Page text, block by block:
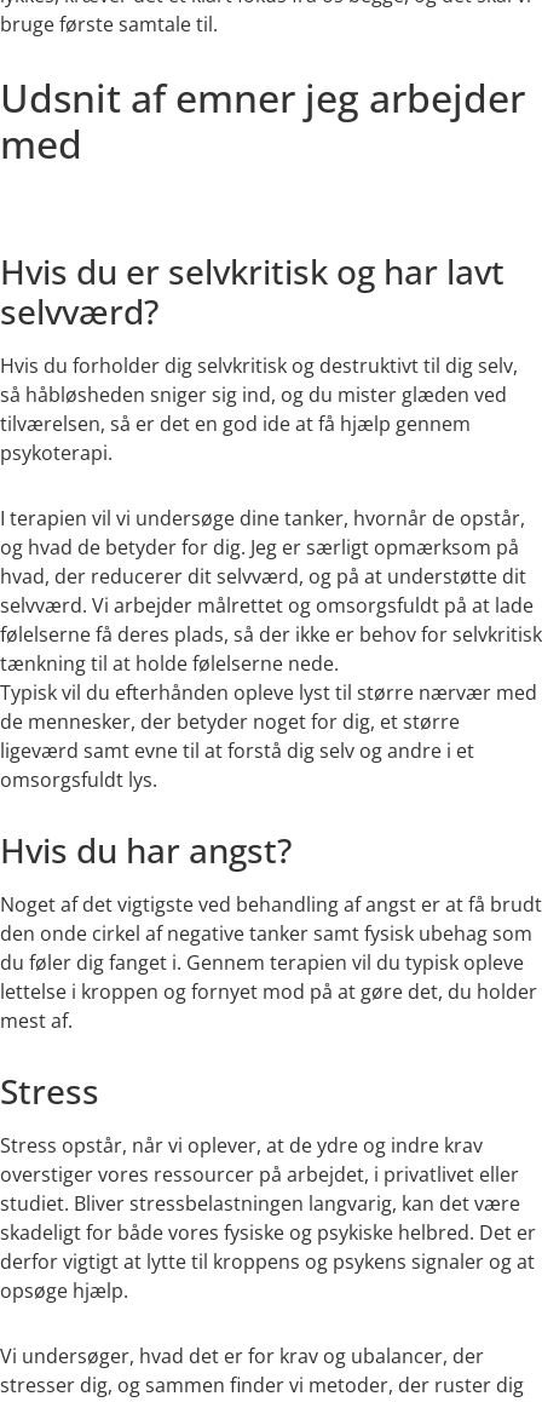
bruge første samtale til.
Udsnit af emner jeg arbejder
med
Hvis du er selvkritisk og har lavt
selvværd?
Hvis du forholder dig selvkritisk og destruktivt til dig selv,
så håbløsheden sniger sig ind, og du mister glæden ved
tilværelsen, så er det en god ide at få hjælp gennem
psykoterapi.
I terapien vil vi undersøge dine tanker, hvornår de opstår,
og hvad de betyder for dig. Jeg er særligt opmærksom på
hvad, der reducerer dit selvværd, og på at understøtte dit
selvværd. Vi arbejder målrettet og omsorgsfuldt på at lade
følelserne få deres plads, så der ikke er behov for selvkritisk
tænkning til at holde følelserne nede.
Typisk vil du efterhånden opleve lyst til større nærvær med
de mennesker, der betyder noget for dig, et større
ligeværd samt evne til at forstå dig selv og andre i et
omsorgsfuldt lys.
Hvis du har angst?
Noget af det vigtigste ved behandling af angst er at få brudt
den onde cirkel af negative tanker samt fysisk ubehag som
du føler dig fanget i. Gennem terapien vil du typisk opleve
lettelse i kroppen og fornyet mod på at gøre det, du holder
mest af.
Stress
Stress opstår, når vi oplever, at de ydre og indre krav
overstiger vores ressourcer på arbejdet, i privatlivet eller
studiet. Bliver stressbelastningen langvarig, kan det være
skadeligt for både vores fysiske og psykiske helbred. Det er
derfor vigtigt at lytte til kroppens og psykens signaler og at
opsøge hjælp.
Vi undersøger, hvad det er for krav og ubalancer, der
stresser dig, og sammen finder vi metoder, der ruster dig